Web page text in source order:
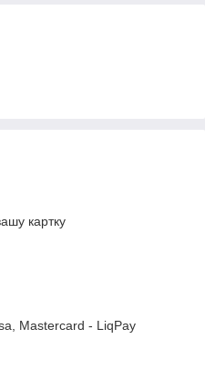
картку
Mastercard - LiqPay